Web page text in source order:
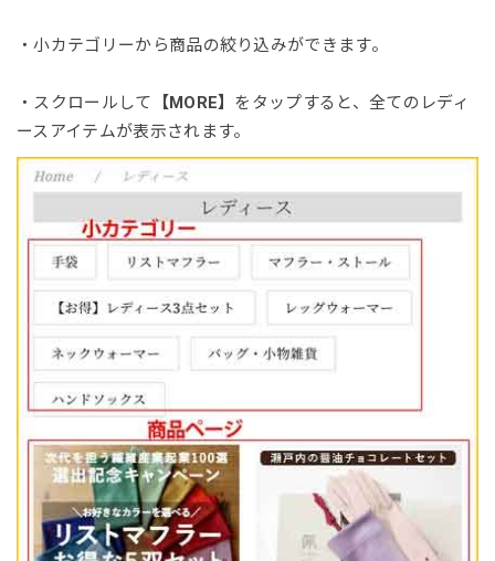
・小カテゴリーから商品の絞り込みができます。
・スクロールして 【MORE】 をタップすると、全てのレディ
ースアイテムが表示されます。